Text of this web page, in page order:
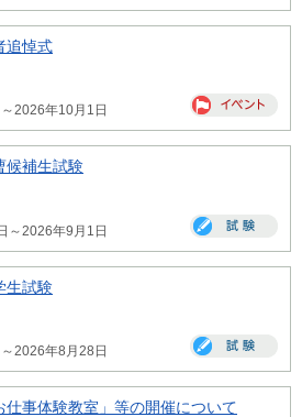
追悼式
2026年10月1日
候補生試験
～2026年9月1日
生試験
2026年8月28日
仕事体験教室」等の開催について